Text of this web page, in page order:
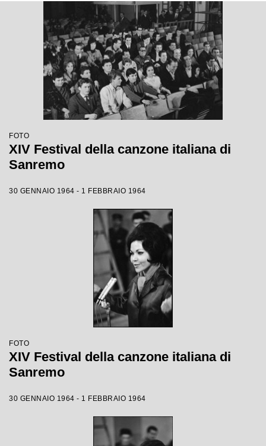
FOTO
XIV Festival della canzone italiana di
Sanremo
30 GENNAIO 1964 - 1 FEBBRAIO 1964
FOTO
XIV Festival della canzone italiana di
Sanremo
30 GENNAIO 1964 - 1 FEBBRAIO 1964